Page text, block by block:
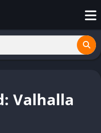
Valhalla